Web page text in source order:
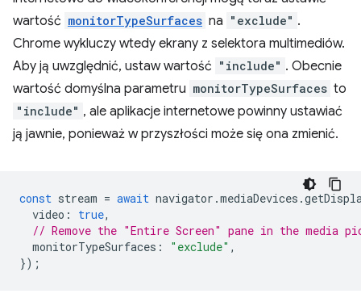
wartość monitorTypeSurfaces na "exclude" .
Chrome wykluczy wtedy ekrany z selektora multimediów.
Aby ją uwzględnić, ustaw wartość "include" . Obecnie
wartość domyślna parametru monitorTypeSurfaces to
"include" , ale aplikacje internetowe powinny ustawiać
ją jawnie, ponieważ w przyszłości może się ona zmienić.
const stream = await navigator .mediaDevices .
video : true,
// Remove the "Entire Screen" pane in the media
monitorTypeSurfaces : "exclude" ,
});